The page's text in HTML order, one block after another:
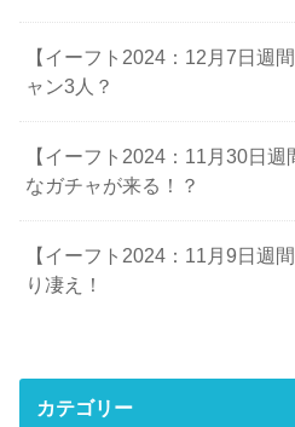
【イーフト2024：12月7日週
ャン3人？
【イーフト2024：11月30日
なガチャが来る！？
【イーフト2024：11月9日週
り凄え！
カテゴリー